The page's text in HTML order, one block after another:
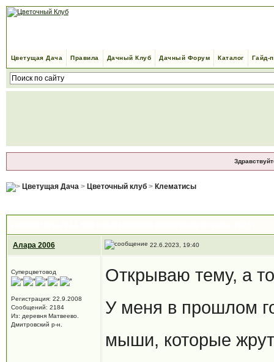
Цветущая Дача Правила Дачный Клуб Дачный Форум Каталог Гайд-
Цветущая Дача> Цветочный клуб> Клематисы
Алара 2006 22.6.2023, 19:40
Суперцветовод
Регистрация: 22.9.2008
Сообщений: 2184
Из: деревня Матвеево.
Дмитровский р-н.
Открываю тему, а
У меня в прошлом
мыши, которые